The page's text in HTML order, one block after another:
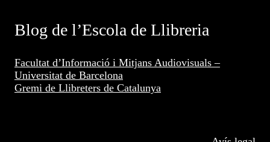
Blog de l’Escola de Llibreria
Facultat d’Informació i Mitjans Audiovisuals –
Universitat de Barcelona
Gremi de Llibreters de Catalunya